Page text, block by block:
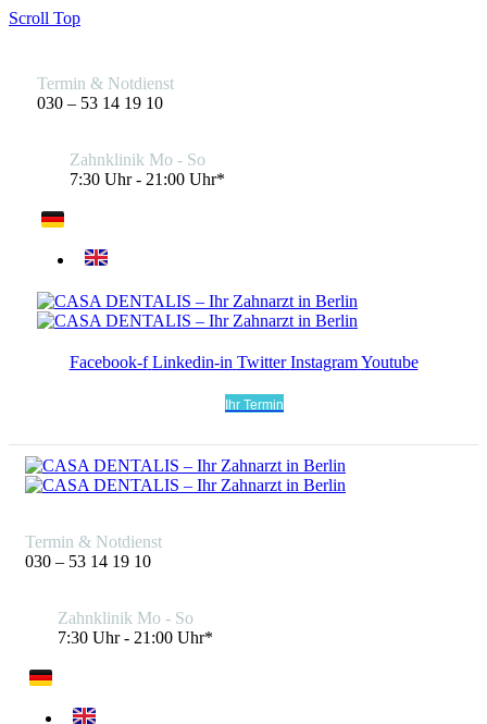
Scroll Top
Termin & Notdienst
030 – 53 14 19 10
Zahnklinik Mo - So
7:30 Uhr - 21:00 Uhr*
Facebook-f Linkedin-in Twitter Instagram Youtube
Ihr Termin
Termin & Notdienst
030 – 53 14 19 10
Zahnklinik Mo - So
7:30 Uhr - 21:00 Uhr*